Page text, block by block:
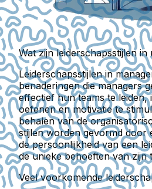
Wat zijn leiderschapsstijlen in
Leiderschapsstijlen in
benaderingen die managers
effectief hun teams te leiden,
oefenen en motivatie te
behalen van de
stijlen worden gevormd door
de persoonlijkheid van een
de unieke behoeften van zijn
Veel voorkomende